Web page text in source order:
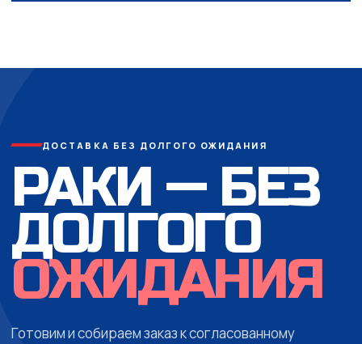
ДОСТАВКА БЕЗ ДОЛГОГО ОЖИДАНИЯ
РАКИ — БЕЗ
ДОЛГОГО
ОЖИДАНИЯ
Готовим и собираем заказ к согласованному